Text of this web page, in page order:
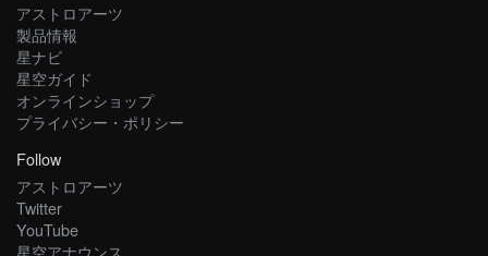
アストロアーツ
製品情報
星ナビ
星空ガイド
オンラインショップ
プライバシー・ポリシー
Follow
アストロアーツ
Twitter
YouTube
星空アナウンス